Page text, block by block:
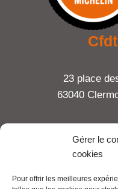
Gérer le
cookies
Pour offrir les meilleures
23 place
63040
Tel :